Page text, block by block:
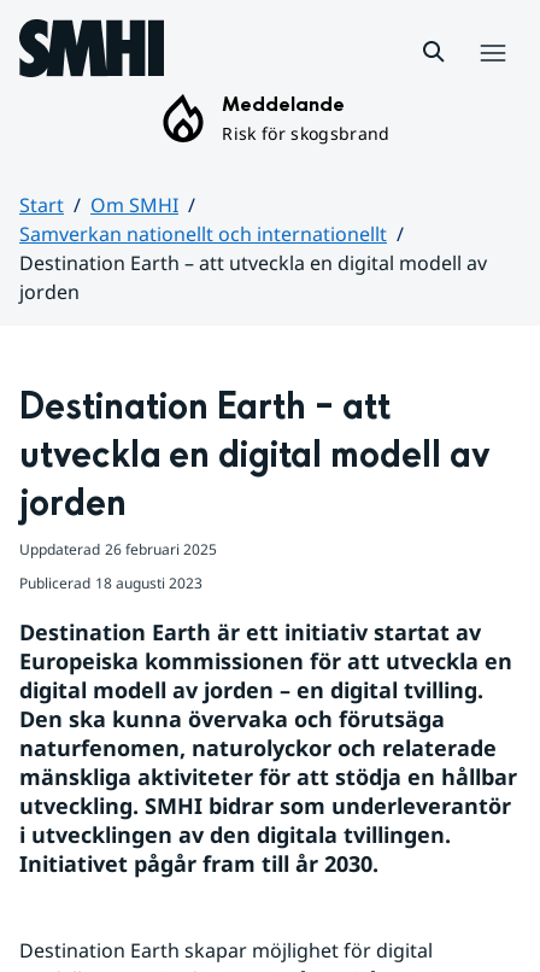
Hoppa till sidans innehåll
Meddelande
Risk för skogsbrand
Start
Om SMHI
Samverkan nationellt och internationellt
Destination Earth – att utveckla en digital modell av
jorden
Destination Earth – att
utveckla en digital modell av
jorden
Uppdaterad 26 februari 2025
Publicerad 18 augusti 2023
Destination Earth är ett initiativ startat av
Europeiska kommissionen för att utveckla en
digital modell av jorden – en digital tvilling.
Den ska kunna övervaka och förutsäga
naturfenomen, naturolyckor och relaterade
mänskliga aktiviteter för att stödja en hållbar
utveckling. SMHI bidrar som underleverantör
i utvecklingen av den digitala tvillingen.
Initiativet pågår fram till år 2030.
Destination Earth skapar möjlighet för digital